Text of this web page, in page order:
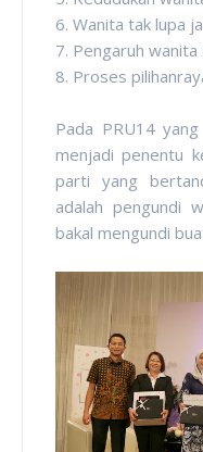
6. Wanita tak lupa
7. Pengaruh wanita
8. Proses
Pada PRU14
menjadi penentu
parti yang
adalah pengundi
bakal mengundi